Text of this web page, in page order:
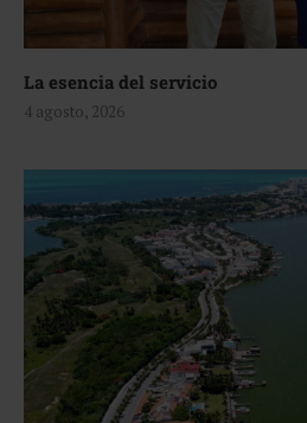
La esencia del servicio
4 agosto, 2026